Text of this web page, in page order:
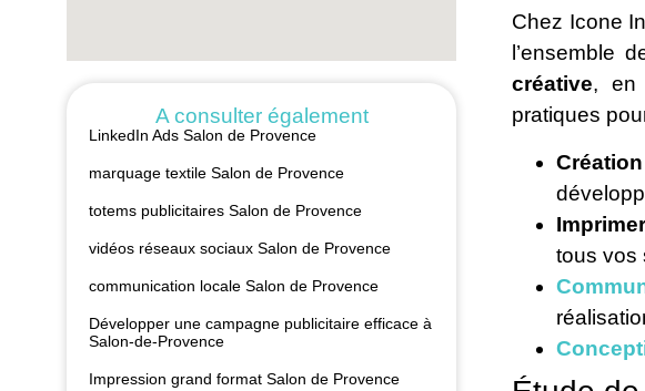
A consulter également
LinkedIn Ads Salon de Provence
marquage textile Salon de Provence
totems publicitaires Salon de Provence
vidéos réseaux sociaux Salon de Provence
communication locale Salon de Provence
Développer une campagne publicitaire efficace à
Salon-de-Provence
Impression grand format Salon de Provence
Chez Icone
l’ensemble
créative, en
pratiques
tous vos